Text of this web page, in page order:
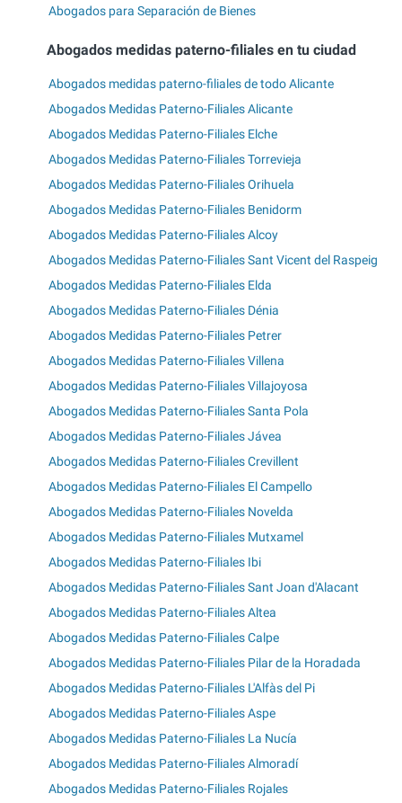
Abogados para Separación de Bienes
Abogados medidas paterno-filiales en tu ciudad
Abogados medidas paterno-filiales de todo Alicante
Abogados Medidas Paterno-Filiales Alicante
Abogados Medidas Paterno-Filiales Elche
Abogados Medidas Paterno-Filiales Torrevieja
Abogados Medidas Paterno-Filiales Orihuela
Abogados Medidas Paterno-Filiales Benidorm
Abogados Medidas Paterno-Filiales Alcoy
Abogados Medidas Paterno-Filiales Sant Vicent del Raspeig
Abogados Medidas Paterno-Filiales Elda
Abogados Medidas Paterno-Filiales Dénia
Abogados Medidas Paterno-Filiales Petrer
Abogados Medidas Paterno-Filiales Villena
Abogados Medidas Paterno-Filiales Villajoyosa
Abogados Medidas Paterno-Filiales Santa Pola
Abogados Medidas Paterno-Filiales Jávea
Abogados Medidas Paterno-Filiales Crevillent
Abogados Medidas Paterno-Filiales El Campello
Abogados Medidas Paterno-Filiales Novelda
Abogados Medidas Paterno-Filiales Mutxamel
Abogados Medidas Paterno-Filiales Ibi
Abogados Medidas Paterno-Filiales Sant Joan d'Alacant
Abogados Medidas Paterno-Filiales Altea
Abogados Medidas Paterno-Filiales Calpe
Abogados Medidas Paterno-Filiales Pilar de la Horadada
Abogados Medidas Paterno-Filiales L'Alfàs del Pi
Abogados Medidas Paterno-Filiales Aspe
Abogados Medidas Paterno-Filiales La Nucía
Abogados Medidas Paterno-Filiales Almoradí
Abogados Medidas Paterno-Filiales Rojales